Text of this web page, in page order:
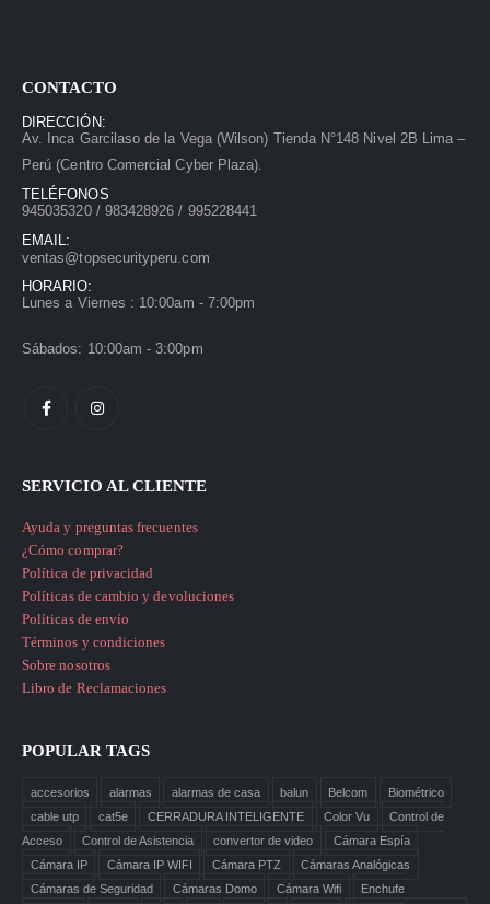
CONTACTO
DIRECCIÓN:
Av. Inca Garcilaso de la Vega (Wilson) Tienda N°148 Nivel 2B Lima –
Perú (Centro Comercial Cyber Plaza).
TELÉFONOS
945035320 / 983428926 / 995228441
EMAIL:
ventas@topsecurityperu.com
HORARIO:
Lunes a Viernes : 10:00am - 7:00pm
Sábados: 10:00am - 3:00pm
SERVICIO AL CLIENTE
Ayuda y preguntas frecuentes
¿Cómo comprar?
Política de privacidad
Políticas de cambio y devoluciones
Políticas de envío
Términos y condiciones
Sobre nosotros
Libro de Reclamaciones
POPULAR TAGS
accesorios alarmas alarmas de casa balun Belcom
Biométrico
cable utp
cat5e CERRADURA INTELIGENTE Color Vu
Control de
Acceso
Control de Asistencia convertor de video
Cámara Espía
Cámara IP
Cámara IP WIFI Cámara PTZ
Cámaras Analógicas
Cámaras de Seguridad
Cámaras Domo Cámara Wifi Enchufe